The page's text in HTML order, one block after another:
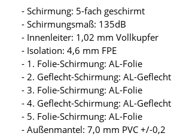
- Schirmung: 5-fach geschirmt
- Schirmungsmaß: 135dB
- Innenleiter: 1,02 mm Vollkupfer
- Isolation: 4,6 mm FPE
- 1. Folie-Schirmung: AL-Folie
- 2. Geflecht-Schirmung: AL-Geflecht
- 3. Folie-Schirmung: AL-Folie
- 4. Geflecht-Schirmung: AL-Geflecht
- 5. Folie-Schirmung: AL-Folie
- Außenmantel: 7,0 mm PVC +/-0,2